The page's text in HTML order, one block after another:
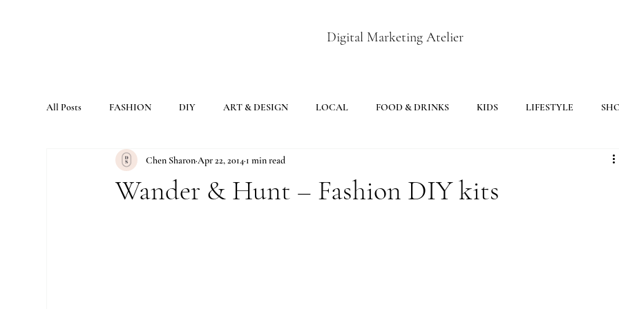
Digital Marketing Atelier
All Posts FASHION DIY ART & DESIGN LOCAL FOOD & DRINKS KIDS LIFESTYLE
Wander & Hunt – Fashion DIY kits
Chen SharonApr 22, 2014 1 min read